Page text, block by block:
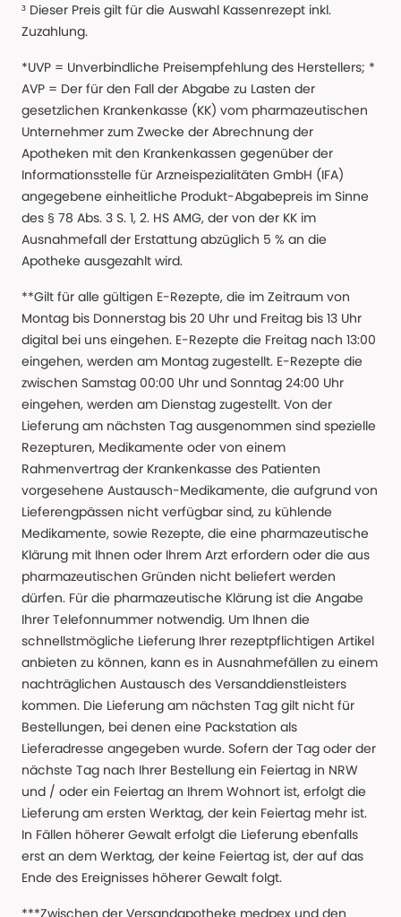
³ Dieser Preis gilt für die Auswahl Kassenrezept inkl.
Zuzahlung.
*UVP = Unverbindliche Preisempfehlung des Herstellers; *
AVP = Der für den Fall der Abgabe zu Lasten der
gesetzlichen Krankenkasse (KK) vom pharmazeutischen
Unternehmer zum Zwecke der Abrechnung der
Apotheken mit den Krankenkassen gegenüber der
Informationsstelle für Arzneispezialitäten GmbH (IFA)
angegebene einheitliche Produkt-Abgabepreis im Sinne
des § 78 Abs. 3 S. 1, 2. HS AMG, der von der KK im
Ausnahmefall der Erstattung abzüglich 5 % an die
Apotheke ausgezahlt wird.
**Gilt für alle gültigen E-Rezepte, die im Zeitraum von
Montag bis Donnerstag bis 20 Uhr und Freitag bis 13 Uhr
digital bei uns eingehen. E-Rezepte die Freitag nach 13:00
eingehen, werden am Montag zugestellt. E-Rezepte die
zwischen Samstag 00:00 Uhr und Sonntag 24:00 Uhr
eingehen, werden am Dienstag zugestellt. Von der
Lieferung am nächsten Tag ausgenommen sind spezielle
Rezepturen, Medikamente oder von einem
Rahmenvertrag der Krankenkasse des Patienten
vorgesehene Austausch-Medikamente, die aufgrund von
Lieferengpässen nicht verfügbar sind, zu kühlende
Medikamente, sowie Rezepte, die eine pharmazeutische
Klärung mit Ihnen oder Ihrem Arzt erfordern oder die aus
pharmazeutischen Gründen nicht beliefert werden
dürfen. Für die pharmazeutische Klärung ist die Angabe
Ihrer Telefonnummer notwendig. Um Ihnen die
schnellstmögliche Lieferung Ihrer rezeptpflichtigen Artikel
anbieten zu können, kann es in Ausnahmefällen zu einem
nachträglichen Austausch des Versanddienstleisters
kommen. Die Lieferung am nächsten Tag gilt nicht für
Bestellungen, bei denen eine Packstation als
Lieferadresse angegeben wurde. Sofern der Tag oder der
nächste Tag nach Ihrer Bestellung ein Feiertag in NRW
und / oder ein Feiertag an Ihrem Wohnort ist, erfolgt die
Lieferung am ersten Werktag, der kein Feiertag mehr ist.
In Fällen höherer Gewalt erfolgt die Lieferung ebenfalls
erst an dem Werktag, der keine Feiertag ist, der auf das
Ende des Ereignisses höherer Gewalt folgt.